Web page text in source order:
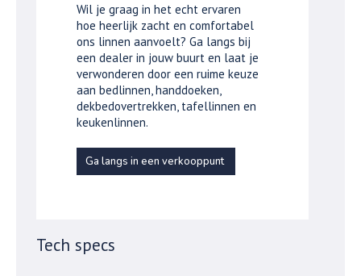
Wil je graag in het echt ervaren
hoe heerlijk zacht en comfortabel
ons linnen aanvoelt? Ga langs bij
een dealer in jouw buurt en laat je
verwonderen door een ruime keuze
aan bedlinnen, handdoeken,
dekbedovertrekken, tafellinnen en
keukenlinnen.
Ga langs in een verkooppunt
Tech specs